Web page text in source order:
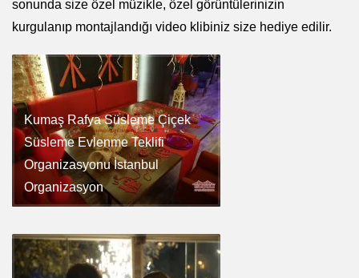
sonunda size özel müzikle, özel görüntülerinizin
kurgulanıp montajlandığı video klibiniz size hediye edilir.
Kumaş Rafya Süsleme Çiçek
Süsleme Evlenme Teklifi
Organizasyonu İstanbul
Organizasyon